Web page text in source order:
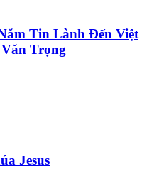
Tin Lành Đến Việt
Trọng
Jesus